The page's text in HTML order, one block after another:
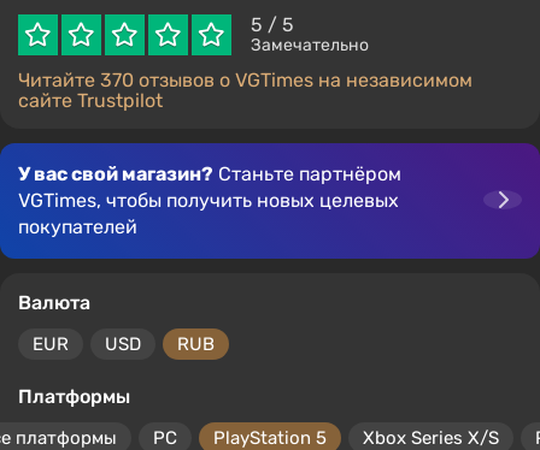
5 / 5
Замечательно
Читайте 370 отзывов о VGTimes на независимом
сайте Trustpilot
У вас свой магазин? Станьте партнёром
VGTimes, чтобы получить новых целевых
покупателей
Валюта
EUR USD RUB
Платформы
платформы PC PlayStation 5 Xbox Series X/S